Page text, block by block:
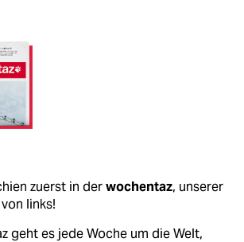
zuerst in derwochentaz, unserer
links!
geht es jede Woche um die Welt,